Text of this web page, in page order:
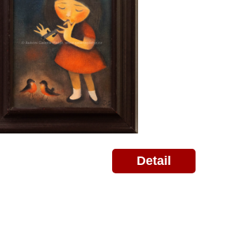
Detail